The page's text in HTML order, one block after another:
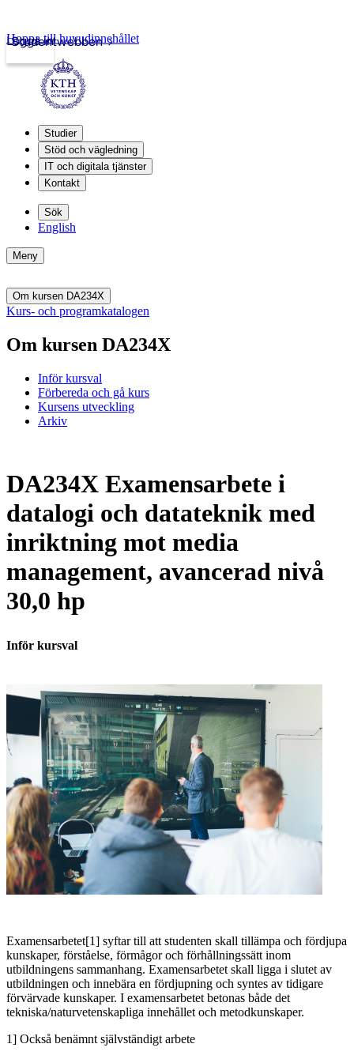
Studentwebben
Logga in
Hoppa till huvudinnehållet
Studier
Stöd och vägledning
IT och digitala tjänster
Kontakt
Sök
English
Meny
Om kursen DA234X
Kurs- och programkatalogen
Om kursen DA234X
Inför kursval
Förbereda och gå kurs
Kursens utveckling
Arkiv
DA234X Examensarbete i
datalogi och datateknik med
inriktning mot media
management, avancerad nivå
30,0 hp
Inför kursval
Examensarbetet[1] syftar till att studenten skall tillämpa och fördjupa
kunskaper, förståelse, förmågor och förhållningssätt inom
utbildningens sammanhang. Examensarbetet skall ligga i slutet av
utbildningen och innebära en fördjupning och syntes av tidigare
förvärvade kunskaper. I examensarbetet betonas både det
tekniska/naturvetenskapliga innehållet och metodkunskaper.
1] Också benämnt självständigt arbete